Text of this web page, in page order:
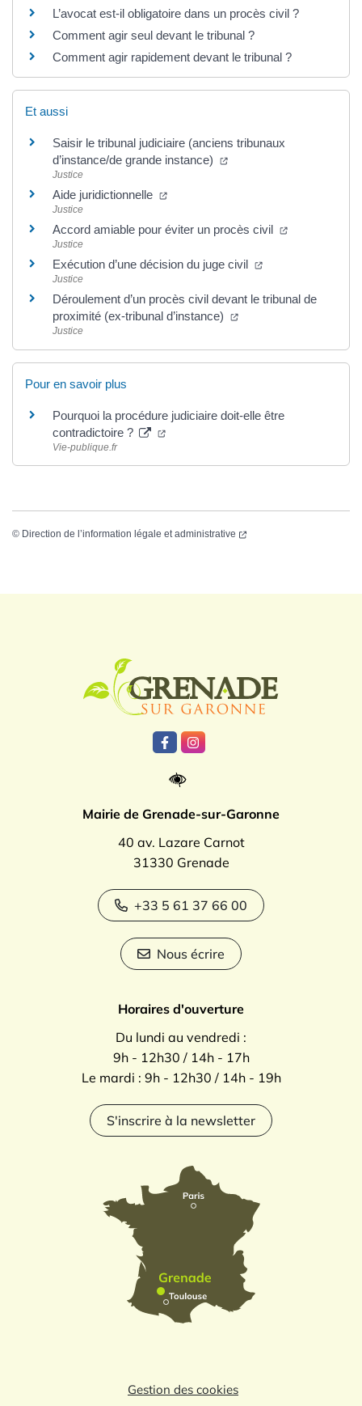
L’avocat est-il obligatoire dans un procès civil ?
Comment agir seul devant le tribunal ?
Comment agir rapidement devant le tribunal ?
Et aussi
Saisir le tribunal judiciaire (anciens tribunaux
d’instance/de grande instance)
Justice
Aide juridictionnelle
Justice
Accord amiable pour éviter un procès civil
Justice
Exécution d’une décision du juge civil
Justice
Déroulement d’un procès civil devant le tribunal de
proximité (ex-tribunal d’instance)
Justice
Pour en savoir plus
Pourquoi la procédure judiciaire doit-elle être
contradictoire ?
Vie-publique.fr
© Direction de l’information légale et administrative
Lien vers le compte Facebook
Lien vers le compte
Mairie de Grenade-sur-Garonne
40 av. Lazare Carnot
31330 Grenade
+33 5 61 37 66 00
Nous écrire
Horaires d'ouverture
Du lundi au vendredi :
9h - 12h30 / 14h - 17h
Le mardi : 9h - 12h30 / 14h - 19h
S'inscrire à la newsletter
Gestion des cookies